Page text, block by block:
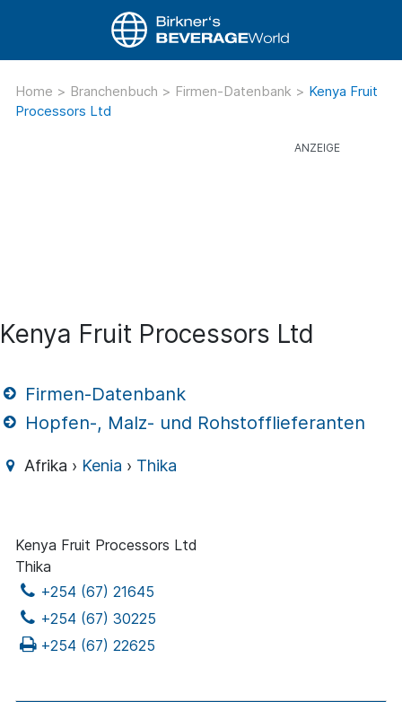
Home > Branchenbuch > Firmen-Datenbank > Kenya Fruit
Processors Ltd
Kenya Fruit Processors Ltd
Firmen-Datenbank
Hopfen-, Malz- und Rohstofflieferanten
Afrika › Kenia › Thika
Kenya Fruit Processors Ltd
Thika
+254 (67) 21645
+254 (67) 30225
+254 (67) 22625